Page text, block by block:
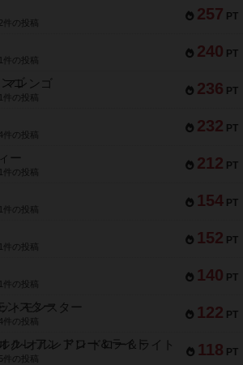
257 PT
2件の投稿
240 PT
1件の投稿
236 PT
マレンゴ
1件の投稿
232 PT
4件の投稿
212 PT
ー
1件の投稿
154 PT
1件の投稿
152 PT
1件の投稿
140 PT
1件の投稿
122 PT
トモンスター
4件の投稿
118 PT
ク-オルレアン ドロー＆ライト
5件の投稿